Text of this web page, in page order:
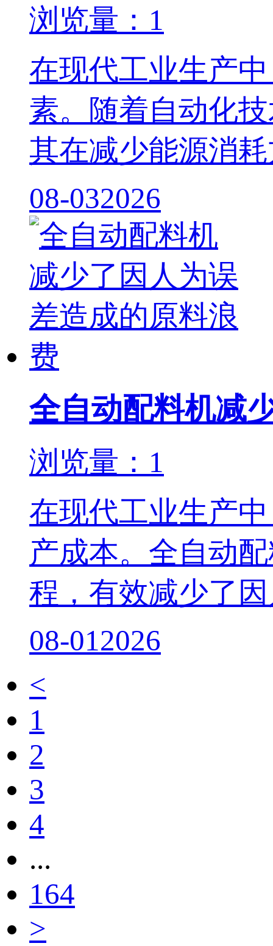
浏览量：1
在现代工业生产
素。随着自动化
其在减少能源消
08-032026
全自动配料机减
浏览量：1
在现代工业生产
产成本。全自动
程，有效减少了
08-012026
<
1
2
3
4
...
164
>